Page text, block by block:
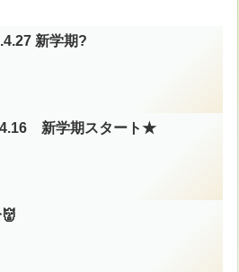
H31.4.27 新学期?
新学期スタート★